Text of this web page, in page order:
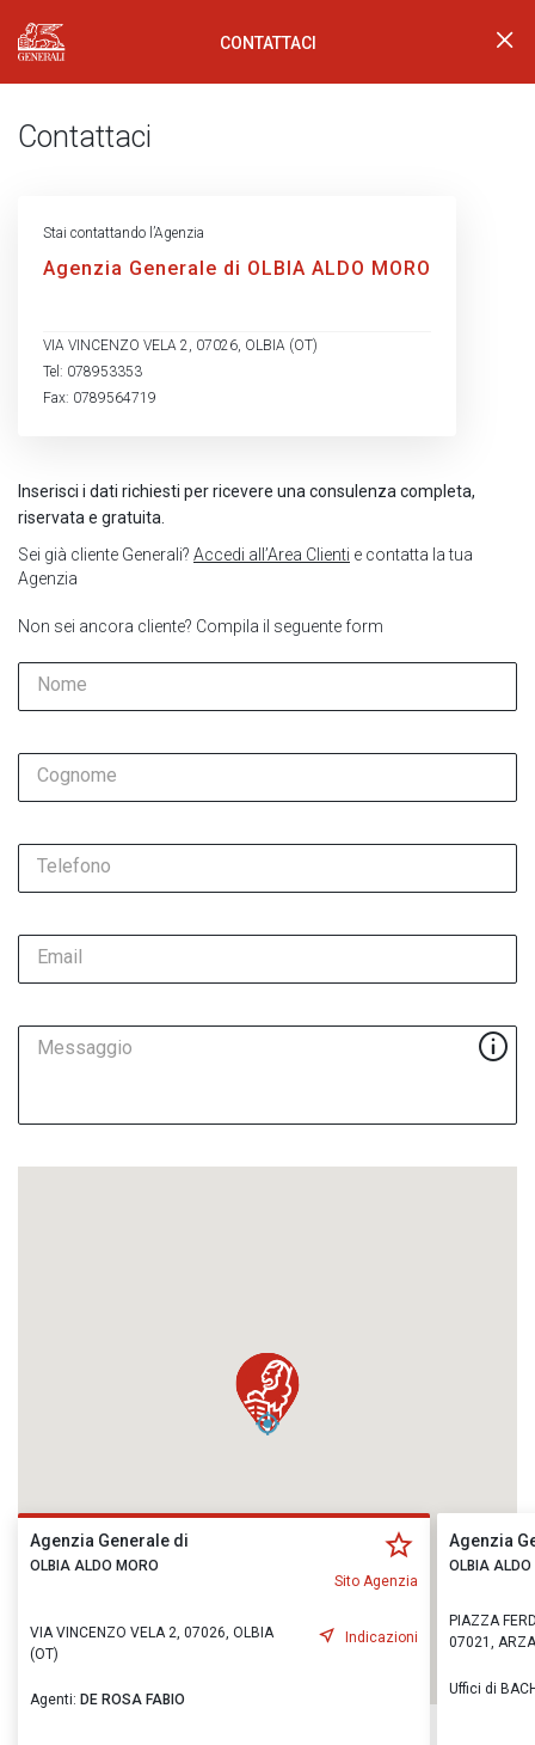
Generali Logo CONTATTACI
Contattaci
Inserisci i dati richiesti per ricevere una consulenza completa,
riservata e gratuita.
Sei già cliente Generali? Accedi all’Area Clienti e contatta la tua
Agenzia
Non sei ancora cliente? Compila il seguente form
Nome
Cognome
Telefono
Email
Messaggio
Stai contattando l’Agenzia
Agenzia Generale di OLBIA ALDO MORO
VIA VINCENZO VELA 2, 07026, OLBIA (OT)
Tel: 078953353
Fax: 0789564719
Agenzia Generale di
OLBIA ALDO MORO
Sito Agenzia
VIA VINCENZO VELA 2, 07026, OLBIA
(OT)
Indicazioni
Agenti: DE ROSA FABIO
Agenzia
OLBIA ALDO
PIAZZA
07021,
Uffici di